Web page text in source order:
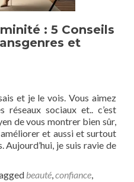
: 5 Conseils
et
et je le vois. Vous aimez
sociaux et.. c’est
de vous montrer bien sûr,
et aussi et surtout
Aujourd’hui, je suis ravie de
beauté,confiance,